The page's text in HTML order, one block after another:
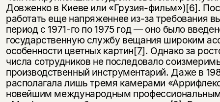
Довженко в Киеве или «Грузия-фильм»)[6].
работать еще напряженнее из-за требования
период с 1971-го по 1975 год — оно было
государственную службу вещания широким
особенности цветных картин[7]. Однако за
числа сотрудников не последовало
производственный инструментарий. Даже в
располагала лишь тремя камерами
новейшим международным профессиональным